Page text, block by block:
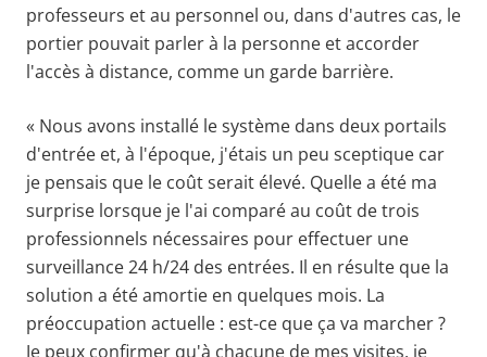
professeurs et au personnel ou, dans d'autres cas, le
portier pouvait parler à la personne et accorder
l'accès à distance, comme un garde barrière.
« Nous avons installé le système dans deux portails
d'entrée et, à l'époque, j'étais un peu sceptique car
je pensais que le coût serait élevé. Quelle a été ma
surprise lorsque je l'ai comparé au coût de trois
professionnels nécessaires pour effectuer une
surveillance 24 h/24 des entrées. Il en résulte que la
solution a été amortie en quelques mois. La
préoccupation actuelle : est-ce que ça va marcher ?
Je peux confirmer qu'à chacune de mes visites, je